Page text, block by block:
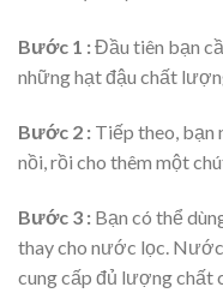
Bước 1 :Đầu tiên bạn
những hạt đậu chất
Bước 2 : Tiếp theo, bạn
nồi, rồi cho thêm một
Bước 3 : Bạn có thể
thay cho nước lọc.
cung cấp đủ lượng chất